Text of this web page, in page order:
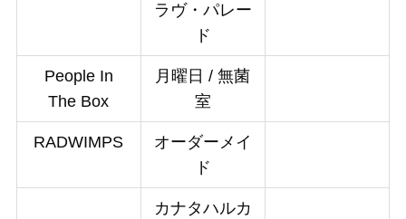
ラヴ・パレー
ド
People In
The Box
月曜日 / 無菌
室
RADWIMPS
オーダーメイ
ド
カナタハルカ